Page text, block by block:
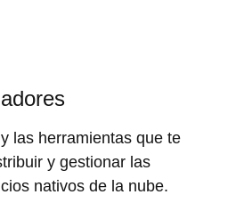
las herramientas que te
y gestionar las
nativos de la nube.